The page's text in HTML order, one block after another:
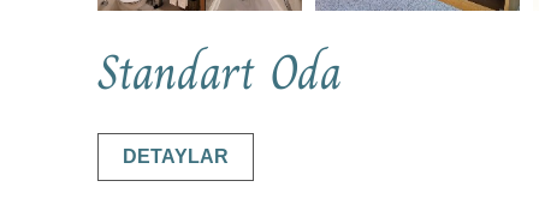
Standart Oda
DETAYLAR